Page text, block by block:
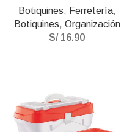
Botiquines, Ferretería,
Botiquines, Organización
S/16.90